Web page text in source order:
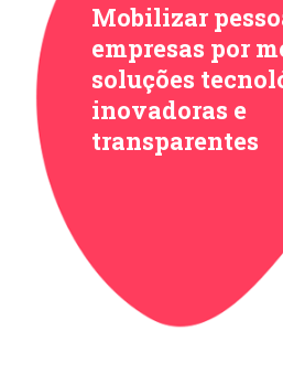
Mobilizar
empresas por
soluções
inovadoras e
transparentes